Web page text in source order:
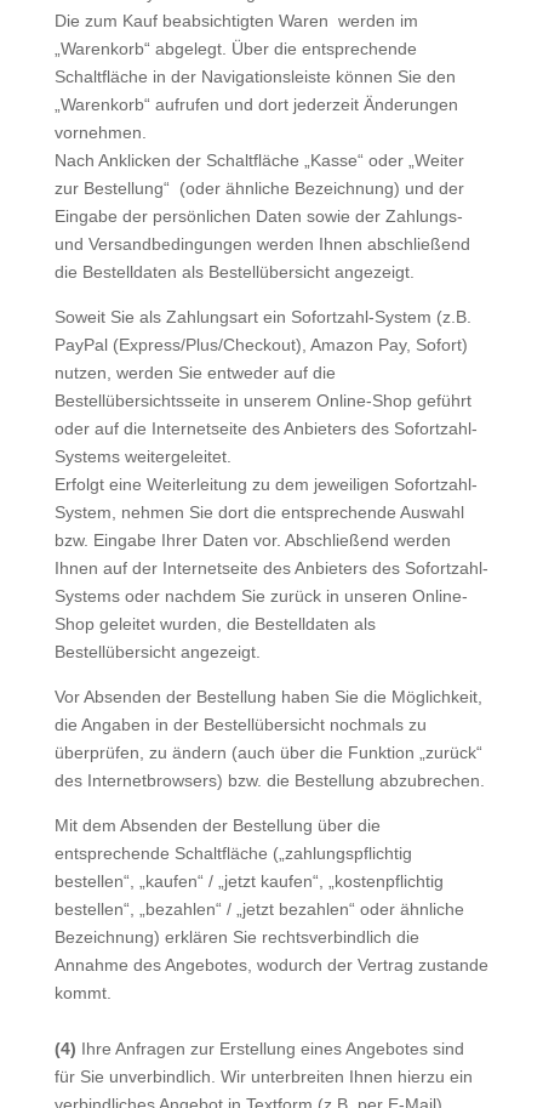
Die zum Kauf beabsichtigten Waren werden im
„Warenkorb“ abgelegt. Über die entsprechende
Schaltfläche in der Navigationsleiste können Sie den
„Warenkorb“ aufrufen und dort jederzeit Änderungen
vornehmen.
Nach Anklicken der Schaltfläche „Kasse“ oder „Weiter
zur Bestellung“ (oder ähnliche Bezeichnung) und der
Eingabe der persönlichen Daten sowie der Zahlungs-
und Versandbedingungen werden Ihnen abschließend
die Bestelldaten als Bestellübersicht angezeigt.
Soweit Sie als Zahlungsart ein Sofortzahl-System (z.B.
PayPal (Express/Plus/Checkout), Amazon Pay, Sofort)
nutzen, werden Sie entweder auf die
Bestellübersichtsseite in unserem Online-Shop geführt
oder auf die Internetseite des Anbieters des Sofortzahl-
Systems weitergeleitet.
Erfolgt eine Weiterleitung zu dem jeweiligen Sofortzahl-
System, nehmen Sie dort die entsprechende Auswahl
bzw. Eingabe Ihrer Daten vor. Abschließend werden
Ihnen auf der Internetseite des Anbieters des Sofortzahl-
Systems oder nachdem Sie zurück in unseren Online-
Shop geleitet wurden, die Bestelldaten als
Bestellübersicht angezeigt.
Vor Absenden der Bestellung haben Sie die Möglichkeit,
die Angaben in der Bestellübersicht nochmals zu
überprüfen, zu ändern (auch über die Funktion „zurück“
des Internetbrowsers) bzw. die Bestellung abzubrechen.
Mit dem Absenden der Bestellung über die
entsprechende Schaltfläche („zahlungspflichtig
bestellen“, „kaufen“ / „jetzt kaufen“, „kostenpflichtig
bestellen“, „bezahlen“ / „jetzt bezahlen“ oder ähnliche
Bezeichnung) erklären Sie rechtsverbindlich die
Annahme des Angebotes, wodurch der Vertrag zustande
kommt.
(4) Ihre Anfragen zur Erstellung eines Angebotes sind
für Sie unverbindlich. Wir unterbreiten Ihnen hierzu ein